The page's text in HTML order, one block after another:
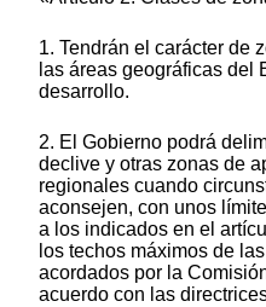
1. Tendrán el carácter de
las áreas geográficas del
desarrollo.
2. El Gobierno podrá
declive y otras zonas de
regionales cuando
aconsejen, con unos
a los indicados en el
los techos máximos de
acordados por la
acuerdo con las